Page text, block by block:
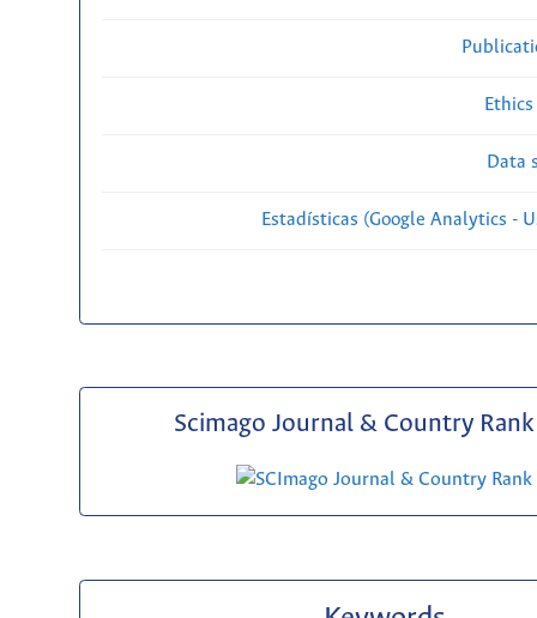
Data
Estadísticas (Google Analytics -
Scimago Journal & Country Rank